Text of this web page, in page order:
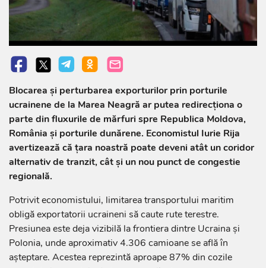
Blocarea și perturbarea exporturilor prin porturile
ucrainene de la Marea Neagră ar putea redirecționa o
parte din fluxurile de mărfuri spre Republica Moldova,
România și porturile dunărene. Economistul Iurie Rija
avertizează că țara noastră poate deveni atât un coridor
alternativ de tranzit, cât și un nou punct de congestie
regională.
Potrivit economistului, limitarea transportului maritim
obligă exportatorii ucraineni să caute rute terestre.
Presiunea este deja vizibilă la frontiera dintre Ucraina și
Polonia, unde aproximativ 4.306 camioane se află în
așteptare. Acestea reprezintă aproape 87% din cozile